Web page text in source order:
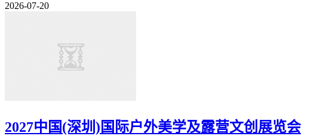
2026-07-20
2027中国(深圳)国际户外美学及露营文创展览会